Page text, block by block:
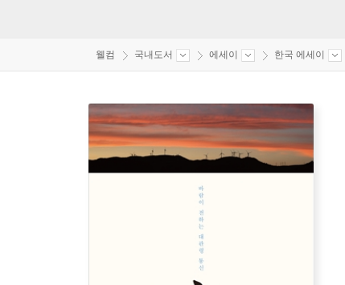
웰컴 국내도서 에세이 한국 에세이